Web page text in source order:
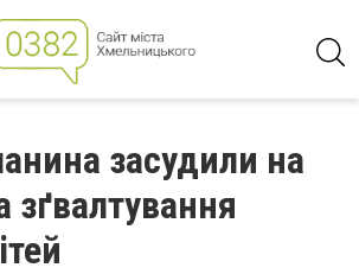
засудили на
зґвалтування